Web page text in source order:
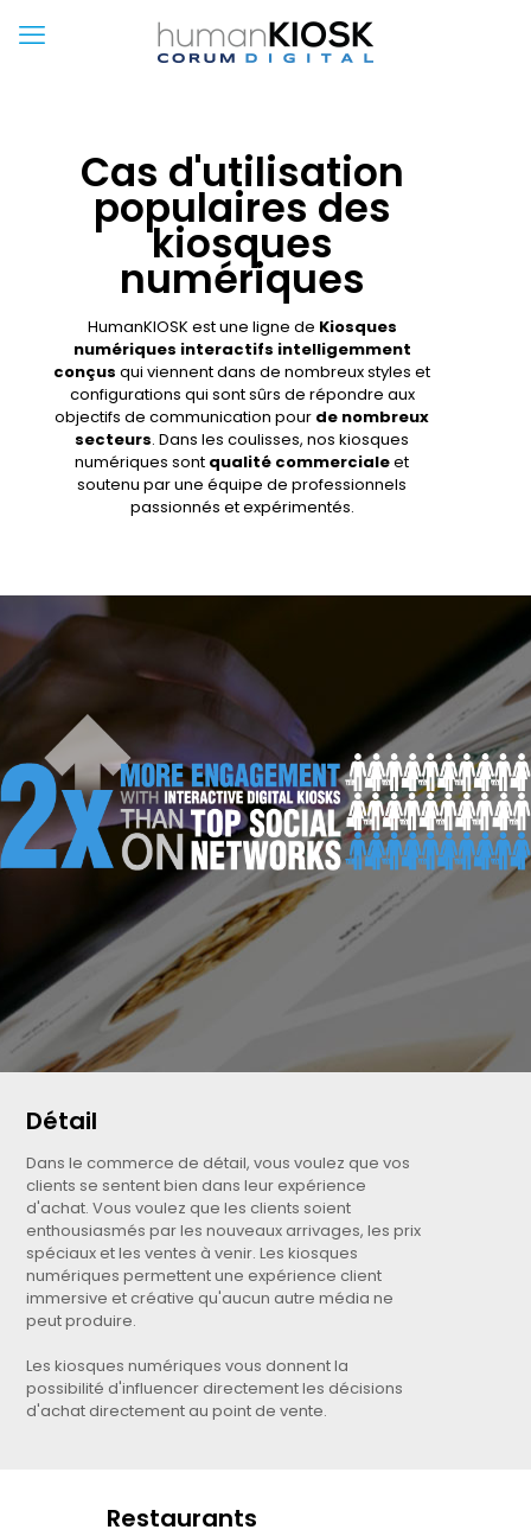
Cas d'utilisation
populaires des
kiosques
numériques
HumanKIOSK est une ligne de Kiosques
numériques interactifs intelligemment
conçus qui viennent dans de nombreux styles et
configurations qui sont sûrs de répondre aux
objectifs de communication pour de nombreux
secteurs. Dans les coulisses, nos kiosques
numériques sont qualité commercialeet
soutenu par une équipe de professionnels
passionnés et expérimentés.
Détail
Dans le commerce de détail, vous voulez que vos
clients se sentent bien dans leur expérience
d'achat. Vous voulez que les clients soient
enthousiasmés par les nouveaux arrivages, les prix
spéciaux et les ventes à venir. Les kiosques
numériques permettent une expérience client
immersive et créative qu'aucun autre média ne
peut produire.
Les kiosques numériques vous donnent la
possibilité d'influencer directement les décisions
d'achat directement au point de vente.
Restaurants